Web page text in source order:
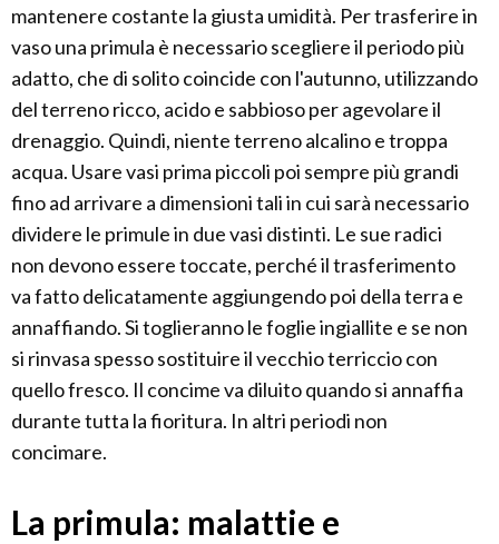
mantenere costante la giusta umidità. Per trasferire in
vaso una primula è necessario scegliere il periodo più
adatto, che di solito coincide con l'autunno, utilizzando
del terreno ricco, acido e sabbioso per agevolare il
drenaggio. Quindi, niente terreno alcalino e troppa
acqua. Usare vasi prima piccoli poi sempre più grandi
fino ad arrivare a dimensioni tali in cui sarà necessario
dividere le primule in due vasi distinti. Le sue radici
non devono essere toccate, perché il trasferimento
va fatto delicatamente aggiungendo poi della terra e
annaffiando. Si toglieranno le foglie ingiallite e se non
si rinvasa spesso sostituire il vecchio terriccio con
quello fresco. Il concime va diluito quando si annaffia
durante tutta la fioritura. In altri periodi non
concimare.
La primula: malattie e